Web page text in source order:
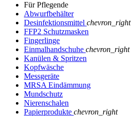
Für Pflegende
Abwurfbehälter
Desinfektionsmittel chevron_right
FFP2 Schutzmasken
Fingerlinge
Einmalhandschuhe chevron_right
Kanülen & Spritzen
Kopfwäsche
Messgeräte
MRSA Eindämmung
Mundschutz
Nierenschalen
Papierprodukte chevron_right